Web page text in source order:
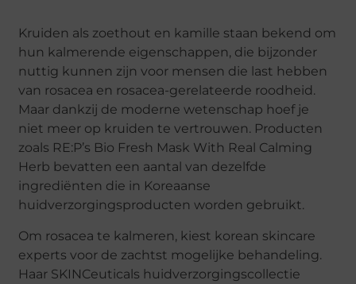
Kruiden als zoethout en kamille staan bekend om
hun kalmerende eigenschappen, die bijzonder
nuttig kunnen zijn voor mensen die last hebben
van rosacea en rosacea-gerelateerde roodheid.
Maar dankzij de moderne wetenschap hoef je
niet meer op kruiden te vertrouwen. Producten
zoals RE:P’s Bio Fresh Mask With Real Calming
Herb bevatten een aantal van dezelfde
ingrediënten die in Koreaanse
huidverzorgingsproducten worden gebruikt.
Om rosacea te kalmeren, kiest korean skincare
experts voor de zachtst mogelijke behandeling.
Haar SKINCeuticals huidverzorgingscollectie